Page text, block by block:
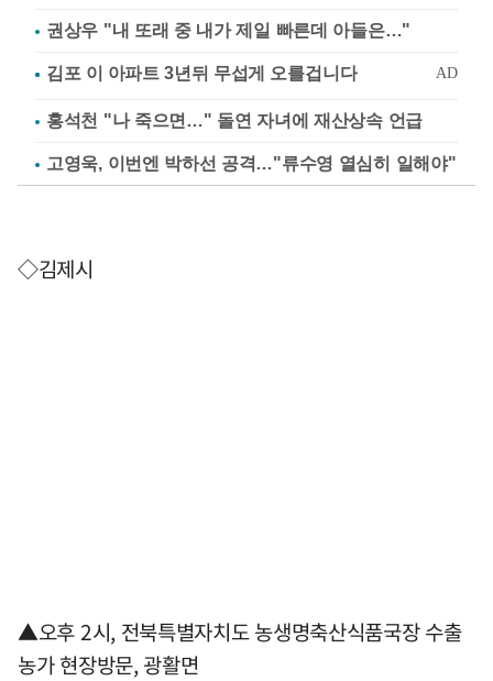
권상우 "내 또래 중 내가 제일 빠른데 아들은…"
홍석천 "나 죽으면…" 돌연 자녀에 재산상속 언급
고영욱, 이번엔 박하선 공격…"류수영 열심히 일해야"
◇김제시
▲오후 2시, 전북특별자치도 농생명축산식품국장 수출
농가 현장방문, 광활면